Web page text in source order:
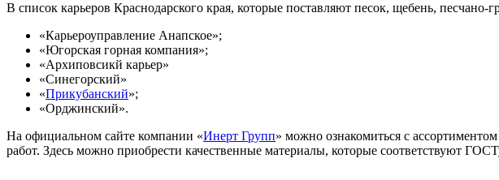
В список карьеров Краснодарского края, которые поставляют песок, щебень, песчано-
«Карьероуправление Анапское»;
«Югорская горная компания»;
«Архиповсикй карьер»
«Синегорский»
«Прикубанский»;
«Орджинский».
На официальном сайте компании «Инерт Групп» можно ознакомиться с
работ. Здесь можно приобрести качественные материалы, которые соответствуют